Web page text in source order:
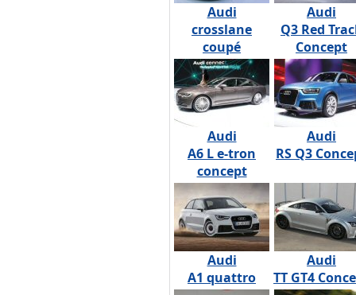
Audi
crosslane
coupé
Audi
Q3 Red
Concept
Audi
A6 L e-tron
concept
Audi
RS Q3
Audi
A1 quattro
Audi
TT GT4